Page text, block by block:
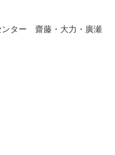
ンター 齋藤・大力・廣瀬